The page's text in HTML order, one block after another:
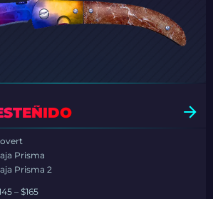
Prisma
Prisma 2
– $165